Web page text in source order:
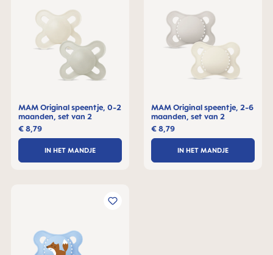
MAM Original speentje, 0-2
maanden, set van 2
€ 8,79
IN HET MANDJE
MAM Original speentje, 2-6
maanden, set van 2
€ 8,79
IN HET MANDJE